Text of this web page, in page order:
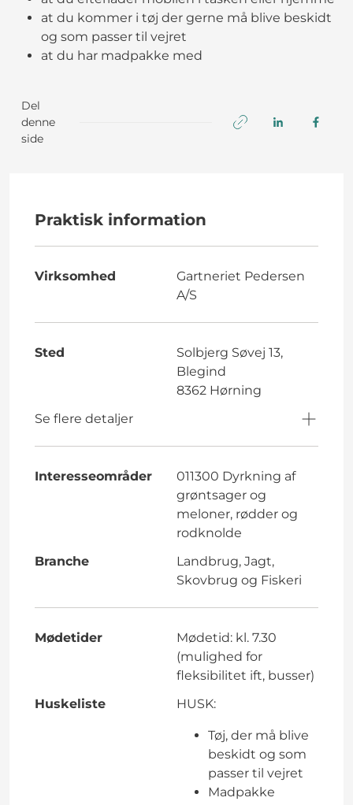
at du kommer i tøj der gerne må blive beskidt
og som passer til vejret
at du har madpakke med
Del
denne
side
Praktisk information
Virksomhed
Gartneriet Pedersen
A/S
Sted
Solbjerg Søvej 13,
Blegind
8362 Hørning
Se flere detaljer
Interesseområder
011300 Dyrkning af
grøntsager og
meloner, rødder og
rodknolde
Branche
Landbrug, Jagt,
Skovbrug og Fiskeri
Mødetider
Mødetid: kl. 7.30
(mulighed for
fleksibilitet ift, busser)
Huskeliste
HUSK:
Tøj, der må blive
beskidt og som
passer til vejret
Madpakke